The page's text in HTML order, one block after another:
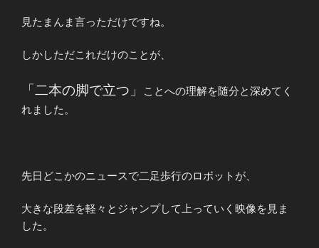
見たまんま言っただけですね。
しかしただこれだけのことが、
「二本の脚で立つ」
ことへの理解を随分と深めてく
れました。
先日どこかのニュースで二足歩行のロボットが、
大きな段差を軽々とジャンプして上っていく映像を見ま
した。